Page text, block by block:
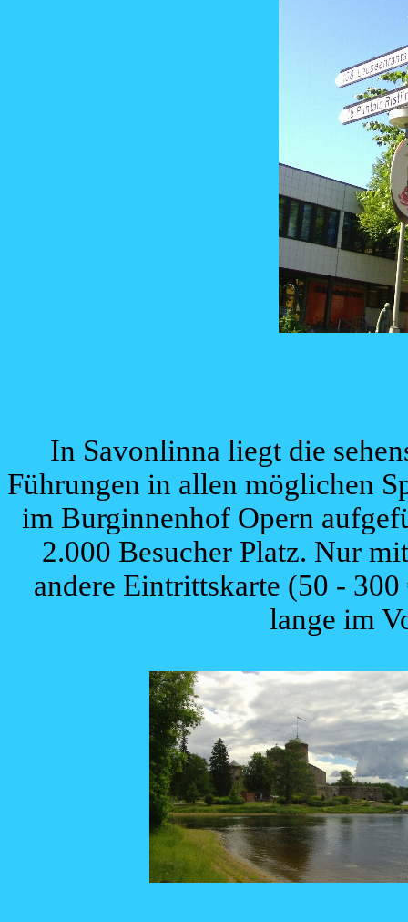
In Savonlinna liegt die
Führungen in allen möglichen
im Burginnenhof Opern
2.000 Besucher Platz. Nur
andere Eintrittskarte (50 -
lange im